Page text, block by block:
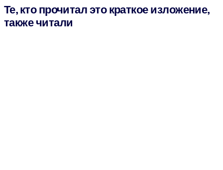
Те, кто прочитал это краткое изложение,
также читали